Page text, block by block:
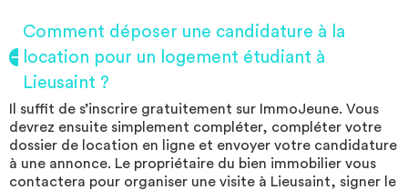
Comment déposer une candidature à la
location pour un logement étudiant à
Lieusaint ?
Il suffit de s’inscrire gratuitement sur ImmoJeune. Vous
devrez ensuite simplement compléter, compléter votre
dossier de location en ligne et envoyer votre candidature
à une annonce. Le propriétaire du bien immobilier vous
contactera pour organiser une visite à Lieusaint, signer le